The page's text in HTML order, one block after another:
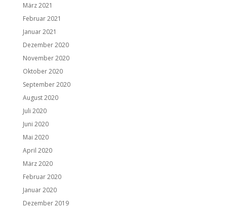
März 2021
Februar 2021
Januar 2021
Dezember 2020
November 2020
Oktober 2020
September 2020
August 2020
Juli 2020
Juni 2020
Mai 2020
April 2020
März 2020
Februar 2020
Januar 2020
Dezember 2019